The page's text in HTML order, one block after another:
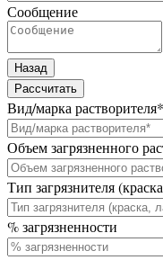
Сообщение
Назад
Рассчитать
Вид/марка растворителя*
Объем загрязненного
Тип загрязнителя
% загрязненности